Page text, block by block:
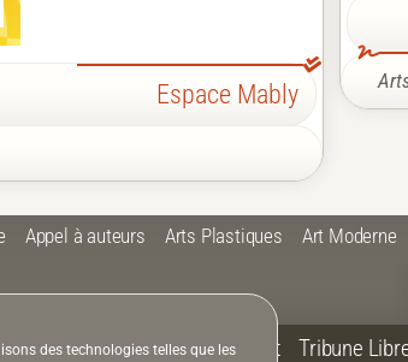
des technologies telles que les
Espace Mably
Appel à auteurs Arts Plastiques Art Moderne
la Lettre & l’Hebdo Contact Tribune